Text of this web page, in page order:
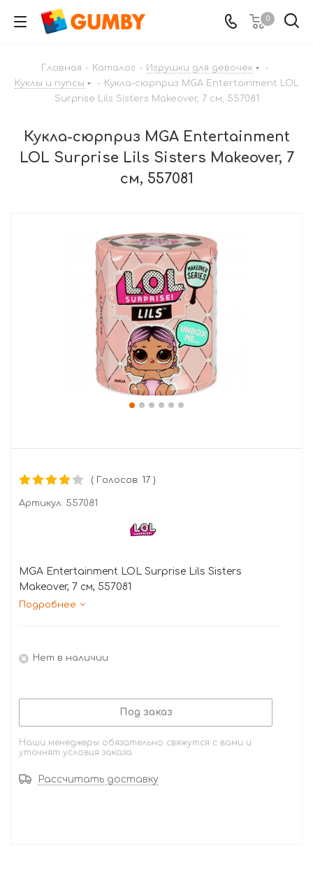
0
Главная - Каталог - Игрушки для девочек
-
Куклы и пупсы
- Кукла-сюрприз MGA Entertainment LOL
Surprise Lils Sisters Makeover, 7 см, 557081
Кукла-сюрприз MGA Entertainment
LOL Surprise Lils Sisters Makeover, 7
см, 557081
( Голосов: 17 )
Артикул: 557081
MGA Entertainment LOL Surprise Lils Sisters
Makeover, 7 см, 557081
Подробнее
Нет в наличии
Под заказ
Наши менеджеры обязательно свяжутся с вами и
уточнят условия заказа
Рассчитать доставку